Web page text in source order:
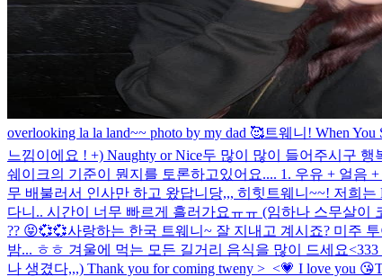
overlooking la la land~~ photo by my dad 🥰트웨니! When
느낌이에요 ! +) Naughty or Nice두 많이 많이 들어주시구
쉐이크의 기준이 뭔지를 토론하고있어요.... 1. 우유 + 얼음
무 배불러서 인사만 하고 왔답니당,,, 히힛 트웨니~~! 저희
다니.. 시간이 너무 빠르게 흘러가요ㅠㅠ (임하나 스무살
?? 😝💞💞사랑하는 한국 트웨니~ 잘 지내고 계시죠? 미주
밤... ㅎㅎ 겨울에 먹는 모든 길거리 음식을 많이 드세요
나 생겼다,,,) Thank you for coming tweny >_<💗 I love you 😘